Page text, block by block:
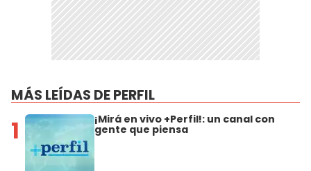
MÁS LEÍDAS DE PERFIL
1 ¡Mirá en vivo +Perfil!: un canal con
gente que piensa